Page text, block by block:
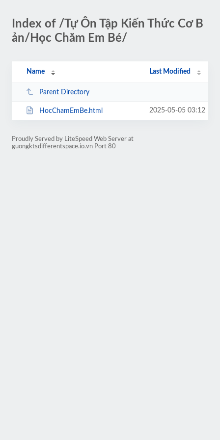
Index of /Tự Ôn Tập Kiến Thức Cơ B
ản/Học Chăm Em Bé/
Name Last Modified
Parent Directory
HocChamEmBe.html 2025-05-05 03:12
Proudly Served by LiteSpeed Web Server at
guongktsdifferentspace.io.vn Port 80